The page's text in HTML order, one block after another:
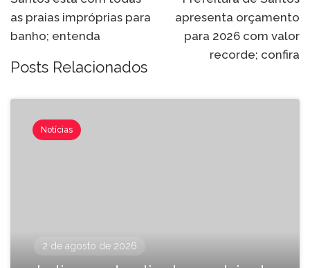
as praias impróprias para
banho; entenda
apresenta orçamento
para 2026 com valor
recorde; confira
Posts Relacionados
Notícias
2 de agosto de 2026